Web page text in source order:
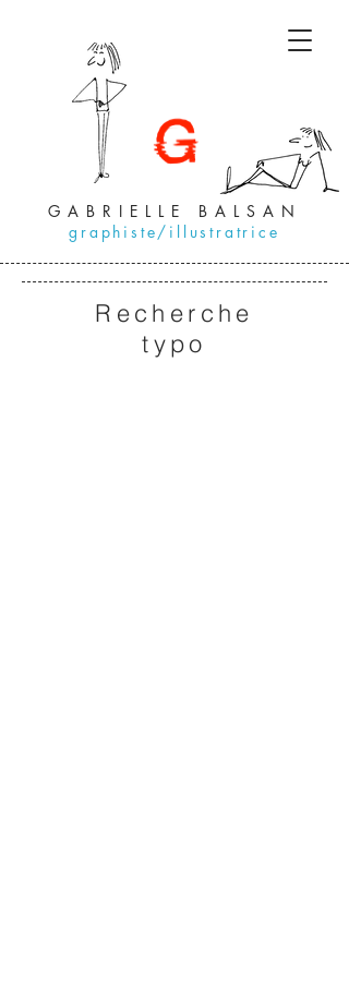
GABRIELLE BALSAN
graphiste/illustratrice
Recherche
typo